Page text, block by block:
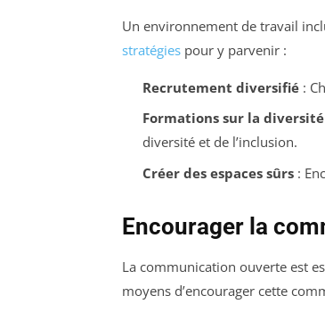
Un environnement de travail
stratégies pour y parvenir :
Recrutement diversifié:
Formations sur la diversité
diversité et de l’inclusion.
Créer des espaces sûrs:
Encourager la
La communication ouverte est
moyens d’encourager cette